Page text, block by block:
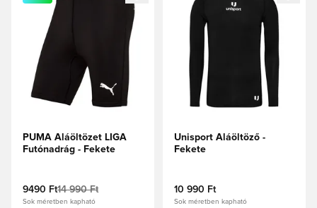
PUMA Aláöltözet LIGA
Futónadrág - Fekete
9490 Ft14 990 Ft
Sok méretben kapható
Unisport Aláöltöző -
Fekete
10 990 Ft
Sok méretben kapható